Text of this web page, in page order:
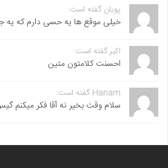
پویان گفته است:
خیلی موقع ها یه حسی دارم که یه
اکبر گفته است:
احسنت ‌کلامتون متین
Hanam گفته است:
سلام وقت بخیر نه آقا فکر میکنم